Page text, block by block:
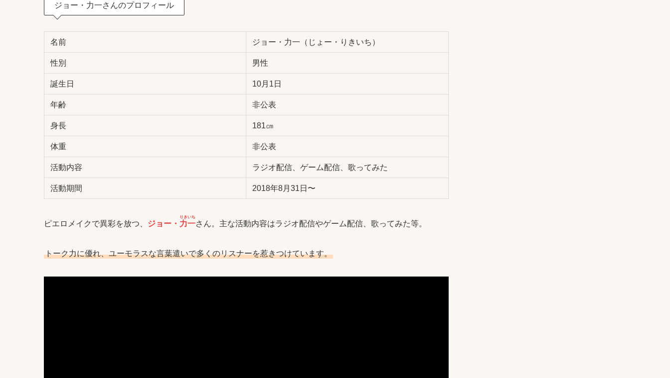
ジョー・力一さんのプロフィール
名前 ジョー・力一（じょー・りきいち）
性別 男性
誕生日 10月1日
年齢 非公表
身長 181㎝
体重 非公表
活動内容 ラジオ配信、ゲーム配信、歌ってみた
活動期間 2018年8月31日〜
ピエロメイクで異彩を放つ、 ジョー・ 力一
りきいち
さん。主な活動内容はラジオ配信やゲーム配信、歌ってみた等。
トーク力に優れ、ユーモラスな言葉遣いで多くのリスナーを惹きつけています。